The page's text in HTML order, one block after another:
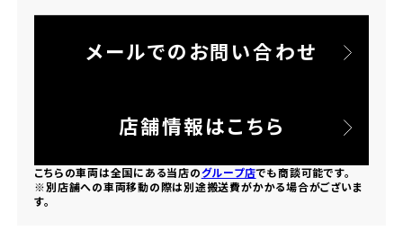
メールでのお問い合わせ
店舗情報はこちら
こちらの車両は全国にある当店のグループ店でも商談可能です。
※別店舗への車両移動の際は別途搬送費がかかる場合がございま
す。
ホンダドリーム 所沢
ホンダドリーム 大宮